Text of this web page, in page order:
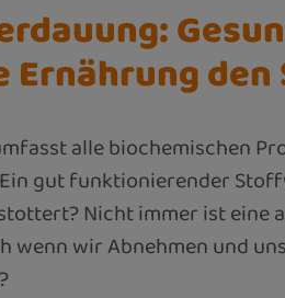
alle biochemischen
gut funktionierender
Nicht immer ist
wenn wir Abnehmen und